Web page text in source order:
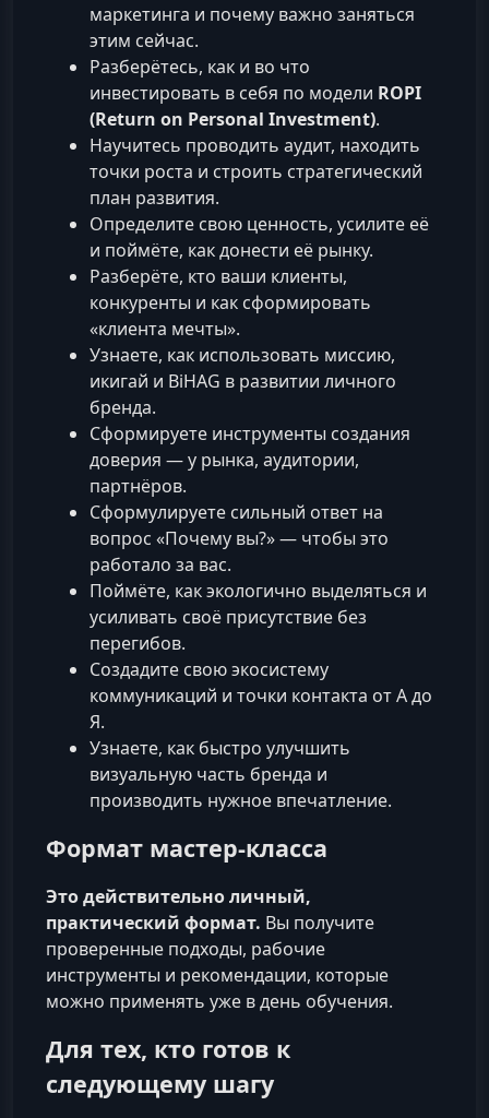
маркетинга и почему важно заняться
этим сейчас.
Разберётесь, как и во что
инвестировать в себя по модели ROPI
(Return on Personal Investment).
Научитесь проводить аудит, находить
точки роста и строить стратегический
план развития.
Определите свою ценность, усилите её
и поймёте, как донести её рынку.
Разберёте, кто ваши клиенты,
конкуренты и как сформировать
«клиента мечты».
Узнаете, как использовать миссию,
икигай и BiHAG в развитии личного
бренда.
Сформируете инструменты создания
доверия — у рынка, аудитории,
партнёров.
Сформулируете сильный ответ на
вопрос «Почему вы?» — чтобы это
работало за вас.
Поймёте, как экологично выделяться и
усиливать своё присутствие без
перегибов.
Создадите свою экосистему
коммуникаций и точки контакта от А до
Я.
Узнаете, как быстро улучшить
визуальную часть бренда и
производить нужное впечатление.
Формат мастер-класса
Это действительно личный,
практический формат. Вы получите
проверенные подходы, рабочие
инструменты и рекомендации, которые
можно применять уже в день обучения.
Для тех, кто готов к
следующему шагу